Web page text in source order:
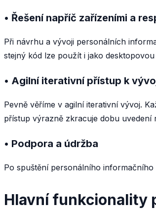
• Řešení napříč zařízeními a
Při návrhu a vývoji personálních
stejný kód lze použít i jako
• Agilní iterativní přístup k
Pevně věříme v agilní iterativní vývoj.
přístup výrazně zkracuje dobu uvedení
• Podpora a údržba
Po spuštění personálního
Hlavní funkcionality